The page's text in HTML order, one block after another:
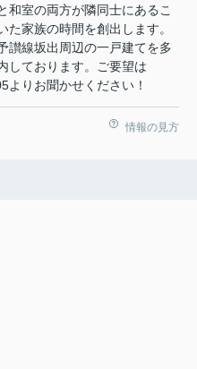
和室の両方が隣同士にあるこ
た家族の時間を創出します。
讃線坂出周辺の一戸建てを多
しております。ご要望は
よりお聞かせください！
情報の見方